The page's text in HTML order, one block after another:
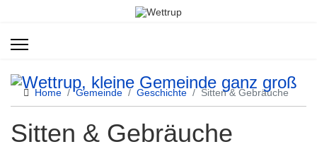
Home Gemeinde Geschichte Sitten & Gebräuche
Sitten & Gebräuche